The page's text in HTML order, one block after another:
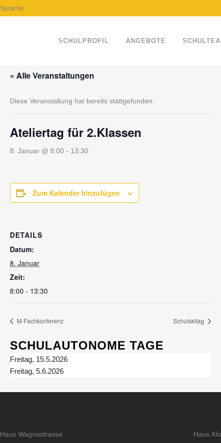
Sprache
SCHULPROFIL ANGEBOTE
« Alle Veranstaltungen
Diese Veranstaltung hat bereits stattgefunden.
Ateliertag für 2.Klassen
8. Januar @ 8:00 - 13:30
Zum Kalender hinzufügen
DETAILS
Datum:
8. Januar
Zeit:
8:00 - 13:30
M-Fachkonferenz Schulskitag
SCHULAUTONOME TAGE
Freitag, 15.5.2026
Freitag, 5.6.2026
Haus Wagnastrasse Haus